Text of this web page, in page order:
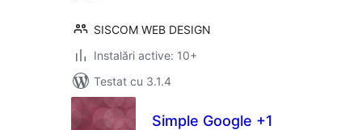
SISCOM WEB DESIGN
Instalări active: 10+
Testat cu 3.1.4
Simple Google +1